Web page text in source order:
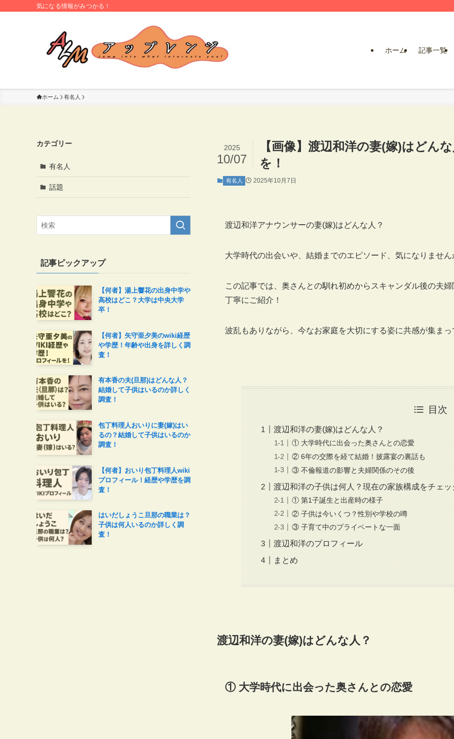
気になる情報がみつかる！
ホーム 記事一覧
ホーム 有名人
【画像】渡辺和洋の妻(嫁)はどん
を！
2025
10/07
有名人 2025年10月7日
渡辺和洋アナウンサーの妻(嫁)はどんな人？
大学時代の出会いや、結婚までのエピソード、気になりません
この記事では、奥さんとの馴れ初めからスキャンダル後の夫
丁寧にご紹介！
波乱もありながら、今なお家庭を大切にする姿に共感が集ま
目次
渡辺和洋の妻(嫁)はどんな人？
① 大学時代に出会った奥さんとの恋愛
② 6年の交際を経て結婚！披露宴の裏話も
③ 不倫報道の影響と夫婦関係のその後
渡辺和洋の子供は何人？現在の家族構成をチェッ
① 第1子誕生と出産時の様子
② 子供は今いくつ？性別や学校の噂
③ 子育て中のプライベートな一面
渡辺和洋のプロフィール
まとめ
渡辺和洋の妻(嫁)はどんな人？
① 大学時代に出会った奥さんとの恋愛
カテゴリー
有名人
話題
記事ピックアップ
【何者】湯上響花の出身中学や
高校はどこ？大学は中央大学
卒！
【何者】矢守亜夕美のwiki経歴
や学歴！年齢や出身を詳しく調
査！
有本香の夫(旦那)はどんな人？
結婚して子供はいるのか詳しく
調査！
包丁料理人おいりに妻(嫁)はい
るの？結婚して子供はいるのか
調査！
【何者】おいり包丁料理人wiki
プロフィール！経歴や学歴を調
査！
はいだしょうこ旦那の職業は？
子供は何人いるのか詳しく調
査！